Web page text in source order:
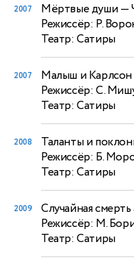
2007 Мёртвые души—
Режиссёр: Р.
Театр: Сатиры
2007 Малыш и Карлсон
Режиссёр: С.
Театр: Сатиры
2008 Таланты и
Режиссёр: Б.
Театр: Сатиры
2009 Случайная
Режиссёр: М.
Театр: Сатиры